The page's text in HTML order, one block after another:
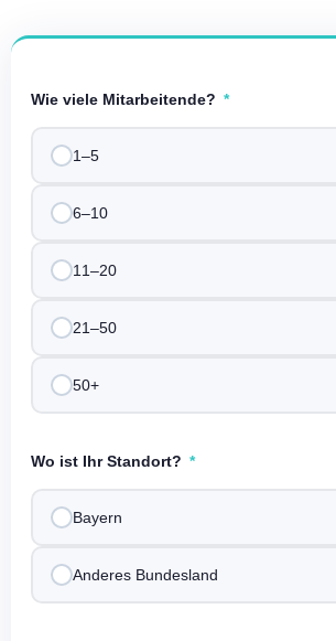
Wie viele Mitarbeitende?
1–5
6–10
11–20
21–50
50+
Wo ist Ihr Standort?
Bayern
Anderes Bundesland